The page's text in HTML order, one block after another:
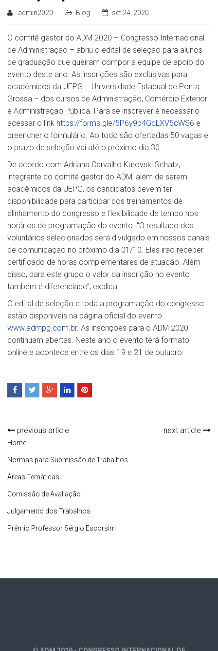
admin2020 Blog set 24, 2020
O comitê gestor do ADM 2020 – Congresso Internacional
de Administração – abriu o edital de seleção para alunos
de graduação que queiram compor a equipe de apoio do
evento deste ano. As inscrições são exclusivas para
acadêmicos da UEPG – Universidade Estadual de Ponta
Grossa – dos cursos de Administração, Comércio Exterior
e Administração Pública. Para se inscrever é necessário
acessar o link https://forms.gle/5P6y9b4GqLXV5cWS6 e
preencher o formulário. Ao todo são ofertadas 50 vagas e
o prazo de seleção vai até o próximo dia 30.
De acordo com Adriana Carvalho Kurovski Schatz,
integrante do comitê gestor do ADM, além de serem
acadêmicos da UEPG, os candidatos devem ter
disponibilidade para participar dos treinamentos de
alinhamento do congresso e flexibilidade de tempo nos
horários de programação do evento. “O resultado dos
voluntários selecionados será divulgado em nossos canais
de comunicação no próximo dia 01/10. Eles irão receber
certificado de horas complementares de atuação. Além
disso, para este grupo o valor da inscrição no evento
também é diferenciado”, explica.
O edital de seleção e toda a programação do congresso
estão disponíveis na página oficial do evento
www.admpg.com.br. As inscrições para o ADM 2020
continuam abertas. Neste ano o evento terá formato
online e acontece entre os dias 19 e 21 de outubro.
previous article next article
Home
Normas para Submissão de Trabalhos
Áreas Temáticas
Comissão de Avaliação
Julgamento dos Trabalhos
Prêmio Professor Sérgio Escorsim